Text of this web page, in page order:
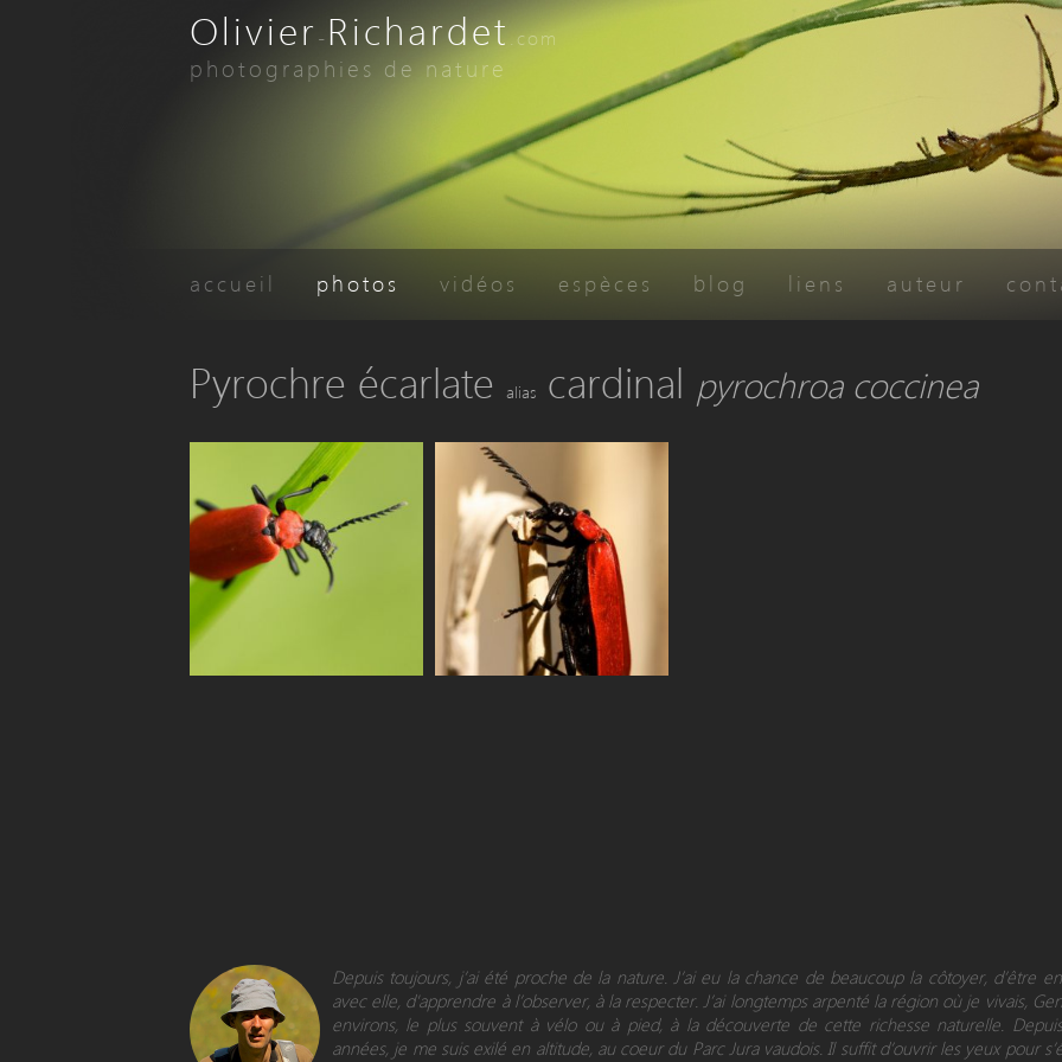
Olivier-Richardet .com
photographies de nature
accueil photos vidéos espèces blog liens auteur
Pyrochre écarlate alias cardinal pyrochroa coccinea
Depuis toujours, j’ai été proche de la nature. J’ai eu la chance de beaucoup la côtoyer, d’être
avec elle, d'apprendre à l’observer, à la respecter. J’ai longtemps arpenté la région où je vivais,
environs, le plus souvent à vélo ou à pied, à la découverte de cette richesse naturelle.
années, je me suis exilé en altitude, au coeur du Parc Jura vaudois. Il suffit d’ouvrir les yeux pour